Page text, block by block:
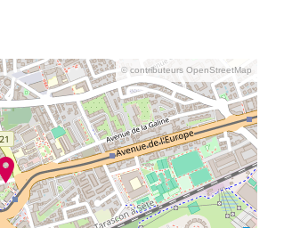
© contributeurs OpenStreetMap